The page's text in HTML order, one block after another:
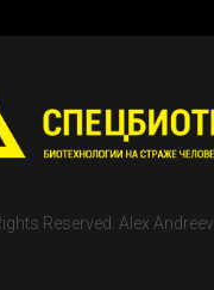
Reserved. Alex Andreev